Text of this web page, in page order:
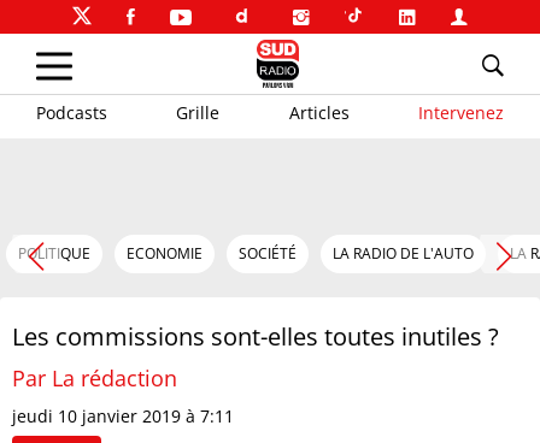
Podcasts Grille Articles Intervenez
POLITIQUE ECONOMIE SOCIÉTÉ LA RADIO DE L'AUTO LA
Les commissions sont-elles toutes inutiles ?
Par La rédaction
jeudi 10 janvier 2019 à 7:11